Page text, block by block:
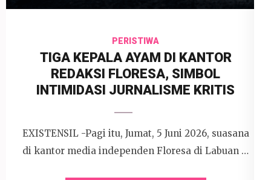
PERISTIWA
TIGA KEPALA AYAM DI KANTOR
REDAKSI FLORESA, SIMBOL
INTIMIDASI JURNALISME KRITIS
EXISTENSIL -Pagi itu, Jumat, 5 Juni 2026, suasana
di kantor media independen Floresa di Labuan …